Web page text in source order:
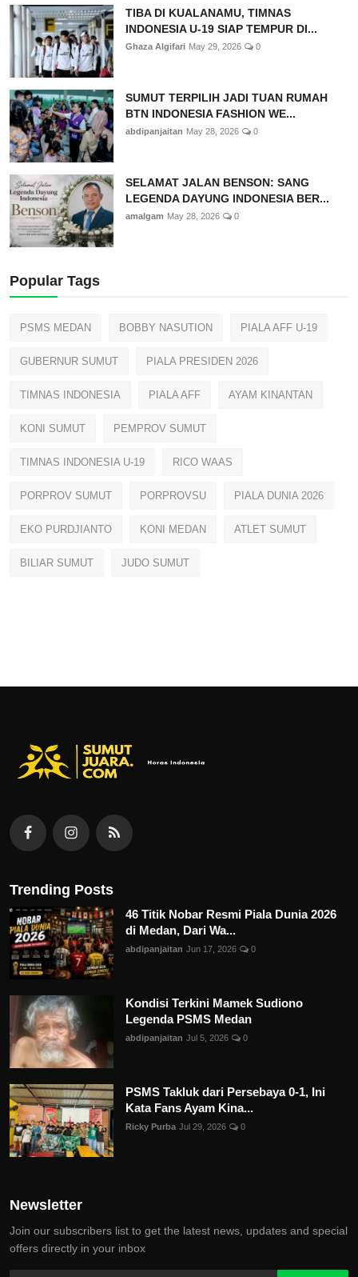
TIBA DI KUALANAMU, TIMNAS
INDONESIA U-19 SIAP TEMPUR DI...
Ghaza Algifari May 29, 2026 0
SUMUT TERPILIH JADI TUAN RUMAH
BTN INDONESIA FASHION WE...
abdipanjaitan May 28, 2026 0
SELAMAT JALAN BENSON: SANG
LEGENDA DAYUNG INDONESIA BER...
amalgam May 28, 2026 0
Popular Tags
PSMS MEDAN BOBBY NASUTION PIALA AFF U-19
GUBERNUR SUMUT PIALA PRESIDEN 2026
TIMNAS INDONESIA PIALA AFF AYAM KINANTAN
KONI SUMUT PEMPROV SUMUT
TIMNAS INDONESIA U-19 RICO WAAS
PORPROV SUMUT PORPROVSU PIALA DUNIA 2026
EKO PURDJIANTO KONI MEDAN ATLET SUMUT
BILIAR SUMUT JUDO SUMUT
Trending Posts
46 Titik Nobar Resmi Piala Dunia 2026
di Medan, Dari Wa...
abdipanjaitan Jun 17, 2026 0
Kondisi Terkini Mamek Sudiono
Legenda PSMS Medan
abdipanjaitan Jul 5, 2026 0
PSMS Takluk dari Persebaya 0-1, Ini
Kata Fans Ayam Kina...
Ricky Purba Jul 29, 2026 0
Newsletter
Join our subscribers list to get the latest news, updates and special
offers directly in your inbox